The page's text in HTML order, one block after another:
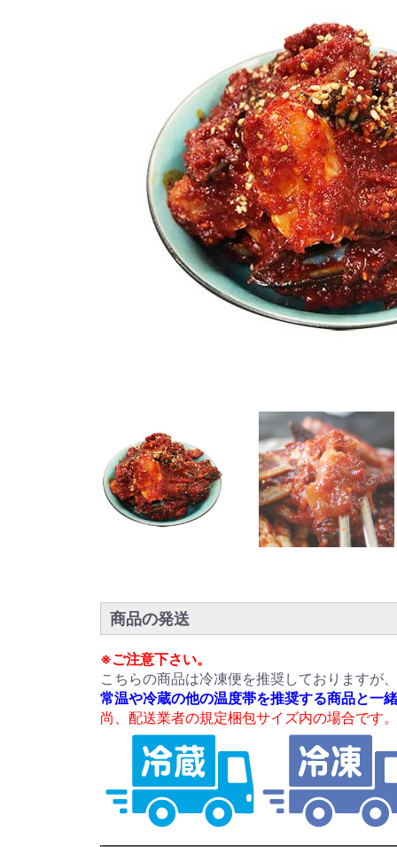
商品の発送
※ご注意下さい。
こちらの商品は冷凍便を推奨しておりますが、
常温や冷蔵の他の温度帯を推奨する商品と一
尚、配送業者の規定梱包サイズ内の場合です